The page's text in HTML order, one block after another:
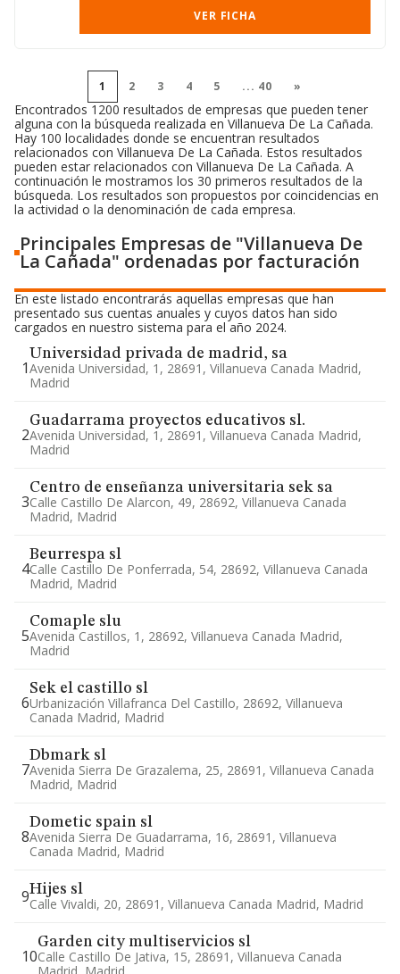
VER FICHA
1 2 3 4 5 ... 40 »
Encontrados 1200 resultados de empresas que pueden tener
alguna con la búsqueda realizada en Villanueva De La Cañada.
Hay 100 localidades donde se encuentran resultados
relacionados con Villanueva De La Cañada. Estos resultados
pueden estar relacionados con Villanueva De La Cañada. A
continuación le mostramos los 30 primeros resultados de la
búsqueda. Los resultados son propuestos por coincidencias en
la actividad o la denominación de cada empresa.
Principales Empresas de "Villanueva De
La Cañada" ordenadas por facturación
En este listado encontrarás aquellas empresas que han
presentado sus cuentas anuales y cuyos datos han sido
cargados en nuestro sistema para el año 2024.
1
Universidad privada de madrid, sa
Avenida Universidad, 1, 28691, Villanueva Canada Madrid,
Madrid
2
Guadarrama proyectos educativos sl.
Avenida Universidad, 1, 28691, Villanueva Canada Madrid,
Madrid
3
Centro de enseñanza universitaria sek sa
Calle Castillo De Alarcon, 49, 28692, Villanueva Canada
Madrid, Madrid
4
Beurrespa sl
Calle Castillo De Ponferrada, 54, 28692, Villanueva Canada
Madrid, Madrid
5
Comaple slu
Avenida Castillos, 1, 28692, Villanueva Canada Madrid,
Madrid
6
Sek el castillo sl
Urbanización Villafranca Del Castillo, 28692, Villanueva
Canada Madrid, Madrid
7
Dbmark sl
Avenida Sierra De Grazalema, 25, 28691, Villanueva Canada
Madrid, Madrid
8
Dometic spain sl
Avenida Sierra De Guadarrama, 16, 28691, Villanueva
Canada Madrid, Madrid
9Hijes sl
Calle Vivaldi, 20, 28691, Villanueva Canada Madrid, Madrid
10
Garden city multiservicios sl
Calle Castillo De Jativa, 15, 28691, Villanueva Canada